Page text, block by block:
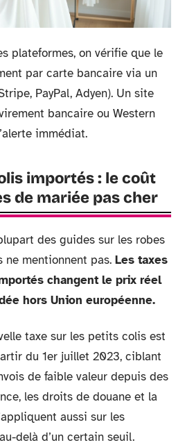
plateformes, on vérifie que le
par carte bancaire via un
PayPal, Adyen). Un site
bancaire ou Western
immédiat.
importés : le coût
de mariée pas cher
des guides sur les robes
ne mentionnent pas. Les taxes
changent le prix réel
hors Union européenne.
taxe sur les petits colis est
du 1er juillet 2023, ciblant
de faible valeur depuis des
les droits de douane et la
aussi sur les
delà d’un certain seuil.